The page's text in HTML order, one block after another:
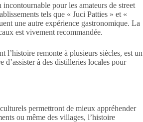
pour les amateurs de street
tels que « Juci Patties » et «
une autre expérience gastronomique. La
est vivement recommandée.
l’histoire remonte à plusieurs siècles, est un
d’assister à des distilleries locales pour
permettront de mieux appréhender
ou même des villages, l’histoire